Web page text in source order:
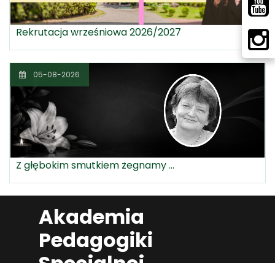
Rekrutacja wrześniowa 2026/2027
05-08-2026
Z głębokim smutkiem żegnamy ...
Akademia
Pedagogiki